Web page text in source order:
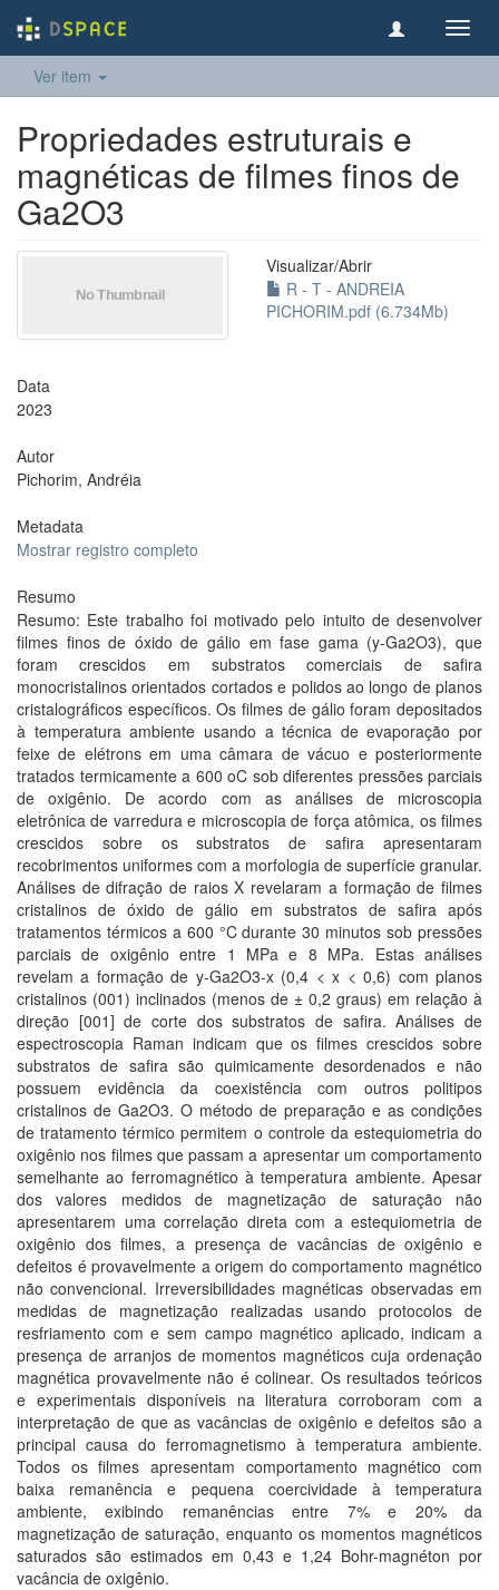
Ver item
Propriedades estruturais e
magnéticas de filmes finos de
Ga2O3
Visualizar/Abrir
R - T - ANDREIA
PICHORIM.pdf (6.734Mb)
Data
2023
Autor
Pichorim, Andréia
Metadata
Mostrar registro completo
Resumo
Resumo: Este trabalho foi motivado pelo intuito de desenvolver
filmes finos de óxido de gálio em fase gama (y-Ga2O3), que
foram crescidos em substratos comerciais de safira
monocristalinos orientados cortados e polidos ao longo de planos
cristalográficos específicos. Os filmes de gálio foram depositados
à temperatura ambiente usando a técnica de evaporação por
feixe de elétrons em uma câmara de vácuo e posteriormente
tratados termicamente a 600 oC sob diferentes pressões parciais
de oxigênio. De acordo com as análises de microscopia
eletrônica de varredura e microscopia de força atômica, os filmes
crescidos sobre os substratos de safira apresentaram
recobrimentos uniformes com a morfologia de superfície granular.
Análises de difração de raios X revelaram a formação de filmes
cristalinos de óxido de gálio em substratos de safira após
tratamentos térmicos a 600 °C durante 30 minutos sob pressões
parciais de oxigênio entre 1 MPa e 8 MPa. Estas análises
revelam a formação de y-Ga2O3-x (0,4 < x < 0,6) com planos
cristalinos (001) inclinados (menos de ± 0,2 graus) em relação à
direção [001] de corte dos substratos de safira. Análises de
espectroscopia Raman indicam que os filmes crescidos sobre
substratos de safira são quimicamente desordenados e não
possuem evidência da coexistência com outros politipos
cristalinos de Ga2O3. O método de preparação e as condições
de tratamento térmico permitem o controle da estequiometria do
oxigênio nos filmes que passam a apresentar um comportamento
semelhante ao ferromagnético à temperatura ambiente. Apesar
dos valores medidos de magnetização de saturação não
apresentarem uma correlação direta com a estequiometria de
oxigênio dos filmes, a presença de vacâncias de oxigênio e
defeitos é provavelmente a origem do comportamento magnético
não convencional. Irreversibilidades magnéticas observadas em
medidas de magnetização realizadas usando protocolos de
resfriamento com e sem campo magnético aplicado, indicam a
presença de arranjos de momentos magnéticos cuja ordenação
magnética provavelmente não é colinear. Os resultados teóricos
e experimentais disponíveis na literatura corroboram com a
interpretação de que as vacâncias de oxigênio e defeitos são a
principal causa do ferromagnetismo à temperatura ambiente.
Todos os filmes apresentam comportamento magnético com
baixa remanência e pequena coercividade à temperatura
ambiente, exibindo remanências entre 7% e 20% da
magnetização de saturação, enquanto os momentos magnéticos
saturados são estimados em 0,43 e 1,24 Bohr-magnéton por
vacância de oxigênio.